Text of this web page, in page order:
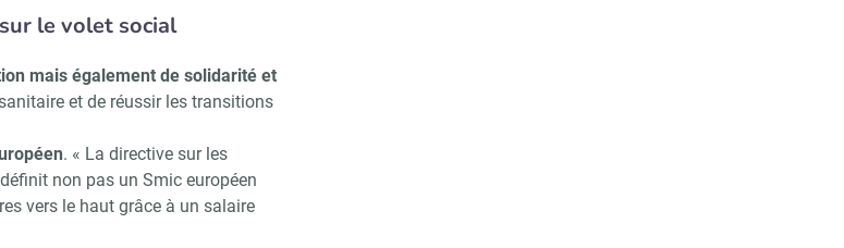
le volet social
mais également de solidarité et
et de réussir les transitions
. « La directive sur les
non pas un Smic européen
vers le haut grâce à un salaire